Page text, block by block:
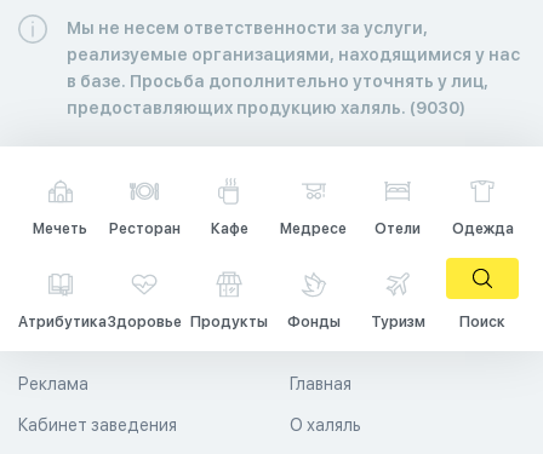
Мы не несем ответственности за услуги,
реализуемые организациями, находящимися у нас
в базе. Просьба дополнительно уточнять у лиц,
предоставляющих продукцию халяль. (9030)
Мечеть Ресторан Кафе Медресе Отели Одежда
АтрибутикаЗдоровье Продукты Фонды Туризм Поиск
Главная
О халяль
Реклама
Кабинет заведения